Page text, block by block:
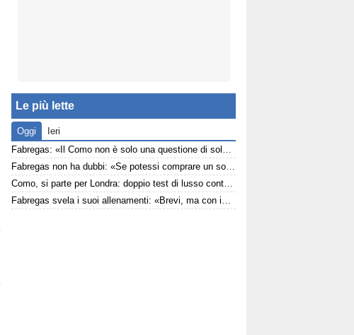
Le più lette
Oggi
Ieri
Fabregas: «Il Como non è solo una questione di soldi. Abbiamo valorizzato squadra e giocatori»
Fabregas non ha dubbi: «Se potessi comprare un solo giocatore prenderei Lautaro Martinez»
Como, si parte per Londra: doppio test di lusso contro Arsenal e Liverpool
Fabregas svela i suoi allenamenti: «Brevi, ma con intensità. Tutto con la palla a mille all’ora»